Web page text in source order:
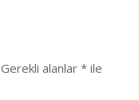
Gerekli alanlar * ile